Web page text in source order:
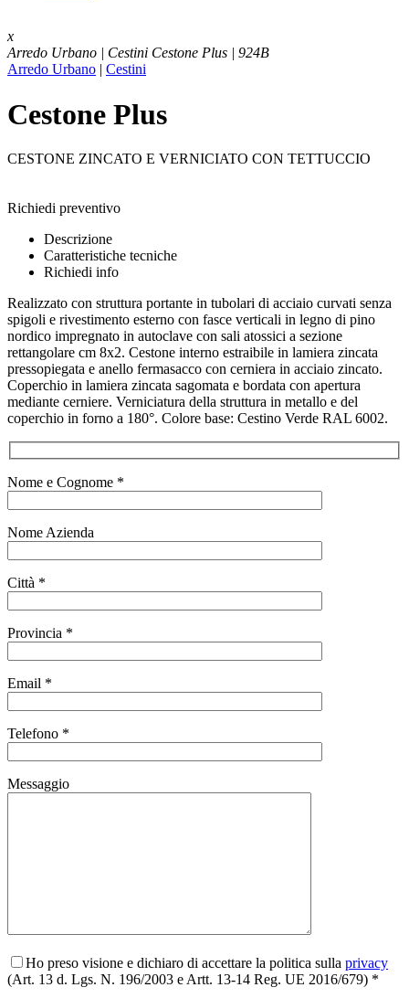
x
Arredo Urbano | Cestini Cestone Plus | 924B
Arredo Urbano | Cestini
Cestone Plus
CESTONE ZINCATO E VERNICIATO CON TETTUCCIO
Richiedi preventivo
Descrizione
Caratteristiche tecniche
Richiedi info
Realizzato con struttura portante in tubolari di acciaio curvati senza
spigoli e rivestimento esterno con fasce verticali in legno di pino
nordico impregnato in autoclave con sali atossici a sezione
rettangolare cm 8x2. Cestone interno estraibile in lamiera zincata
pressopiegata e anello fermasacco con cerniera in acciaio zincato.
Coperchio in lamiera zincata sagomata e bordata con apertura
mediante cerniere. Verniciatura della struttura in metallo e del
coperchio in forno a 180°. Colore base: Cestino Verde RAL 6002.
Nome e Cognome *
Nome Azienda
Città *
Provincia *
Email *
Telefono *
Messaggio
Ho preso visione e dichiaro di accettare la politica sulla privacy
(Art. 13 d. Lgs. N. 196/2003 e Artt. 13-14 Reg. UE 2016/679) *